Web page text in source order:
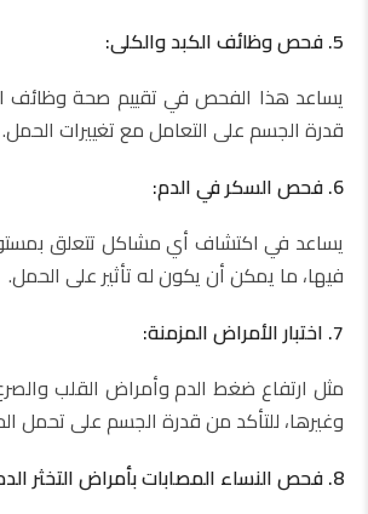
5. فحص وظائف الكبد والكلى:
يساعد هذا الفحص في تقييم صحة وظائف
قدرة الجسم على التعامل مع تغييرات الحمل.
6. فحص السكر في الدم:
يساعد في اكتشاف أي مشاكل تتعلق
فيها، ما يمكن أن يكون له تأثير على الحمل.
7. اختبار الأمراض المزمنة:
مثل ارتفاع ضغط الدم وأمراض القلب
وغيرها، للتأكد من قدرة الجسم على تحمل
8. فحص النساء المصابات بأمراض التخثر الدموي: